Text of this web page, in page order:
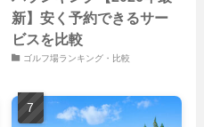
新】安く予約できるサー
ビスを比較
ゴルフ場ランキング・比較